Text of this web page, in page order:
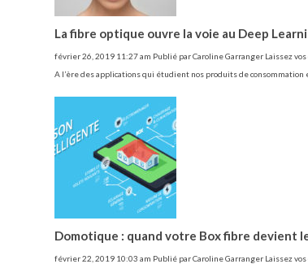
La fibre optique ouvre la voie au Deep
février 26, 2019 11:27 am Publié parCaroline Garranger Laissez
A l’ère des applications qui étudient nos produits de
Domotique : quand votre Box fibre devient
février 22, 2019 10:03 am Publié parCaroline Garranger Laissez